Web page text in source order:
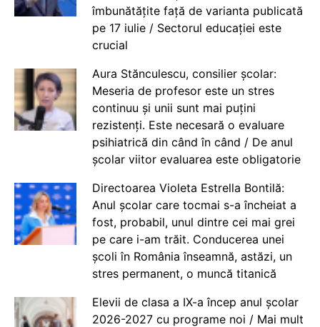
îmbunătățite față de varianta publicată
pe 17 iulie / Sectorul educației este
crucial
Aura Stănculescu, consilier școlar:
Meseria de profesor este un stres
continuu și unii sunt mai puțini
rezistenți. Este necesară o evaluare
psihiatrică din când în când / De anul
școlar viitor evaluarea este obligatorie
Directoarea Violeta Estrella Bontilă:
Anul școlar care tocmai s-a încheiat a
fost, probabil, unul dintre cei mai grei
pe care i-am trăit. Conducerea unei
școli în România înseamnă, astăzi, un
stres permanent, o muncă titanică
Elevii de clasa a IX-a încep anul școlar
2026-2027 cu programe noi / Mai mult